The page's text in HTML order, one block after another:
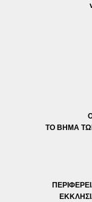
ΤΟ ΒΗΜΑ